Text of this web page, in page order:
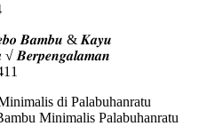
𝑩𝒂𝒎𝒃𝒖 & 𝑲𝒂𝒚𝒖
√ 𝑩𝒆𝒓𝒑𝒆𝒏𝒈𝒂𝒍𝒂𝒎𝒂𝒏
Minimalis Palabuhanratu